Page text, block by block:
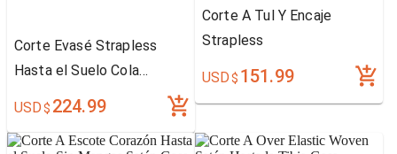
Corte Evasé Strapless
Hasta el Suelo Cola
Gorrailla Sin Mangas Satén
USD$ 224.99
Corte A Tul Y Encaje
Strapless
USD$ 151.99